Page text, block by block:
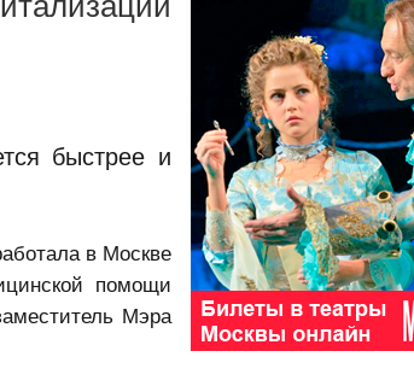
быстрее и
в Москве
помощи
Мэра